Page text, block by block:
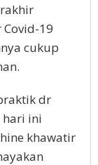
19
cukup
dr
hari ini
khawatir